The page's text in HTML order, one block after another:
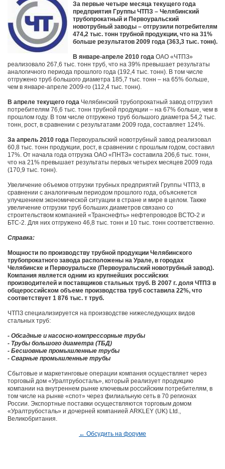
За первые четыре месяца текущего года
предприятия Группы ЧТПЗ – Челябинский
трубопрокатный и Первоуральский
новотрубный заводы – отгрузили потребителям
474,2 тыс. тонн трубной продукции, что на 31%
больше результатов 2009 года (363,3 тыс. тонн).
В январе-апреле 2010 года ОАО «ЧТПЗ»
реализовало 267,6 тыс. тонн труб, что на 39% превышает результаты
аналогичного периода прошлого года (192,4 тыс. тонн). В том числе
отгружено труб большого диаметра 185,7 тыс. тонн – на 65% больше,
чем в январе-апреле 2009-го (112,4 тыс. тонн).
В апреле текущего года Челябинский трубопрокатный завод отгрузил
потребителям 76,6 тыс. тонн трубной продукции – на 67% больше, чем в
прошлом году. В том числе отгружено труб большого диаметра 54,2 тыс.
тонн, рост, в сравнении с результатами 2009 года, составляет 124%.
За апрель 2010 года Первоуральский новотрубный завод реализовал
60,8 тыс. тонн продукции, рост, в сравнении с прошлым годом, составил
17%. От начала года отгрузка ОАО «ПНТЗ» составила 206,6 тыс. тонн,
что на 21% превышает результаты первых четырех месяцев 2009 года
(170,9 тыс. тонн).
Увеличение объемов отгрузки трубных предприятий Группы ЧТПЗ, в
сравнении с аналогичным периодом прошлого года, объясняется
улучшением экономической ситуации в стране и мире в целом. Также
увеличение отгрузки труб больших диаметров связано со
строительством компанией «Транснефть» нефтепроводов ВСТО-2 и
БТС-2. Для них отгружено 46,8 тыс. тонн и 10 тыс. тонн соответственно.
Справка:
Мощности по производству трубной продукции Челябинского
трубопрокатного завода расположены на Урале, в городах
Челябинске и Первоуральске (Первоуральский новотрубный завод).
Компания является одним из крупнейших российских
производителей и поставщиков стальных труб. В 2007 г. доля ЧТПЗ в
общероссийском объеме производства труб составила 22%, что
соответствует 1 876 тыс. т труб.
ЧТПЗ специализируется на производстве нижеследующих видов
стальных труб:
- Обсадные и насосно-компрессорные трубы
- Трубы большого диаметра (ТБД)
- Бесшовные промышленные трубы
- Сварные промышленные трубы
Сбытовые и маркетинговые операции компания осуществляет через
торговый дом «Уралтрубосталь», который реализует продукцию
компании на внутреннем рынке ключевым российским потребителям, в
том числе на рынке «спот» через филиальную сеть в 70 регионах
России. Экспортные поставки осуществляются торговым домом
«Уралтрубосталь» и дочерней компанией ARKLEY (UK) Ltd.,
Великобритания.
← Обсудить на форуме